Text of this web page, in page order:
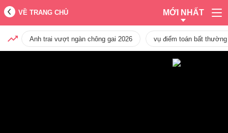
VỀ TRANG CHỦ MỚI NHẤT
Anh trai vượt ngàn chông gai 2026 vụ điểm toán bất